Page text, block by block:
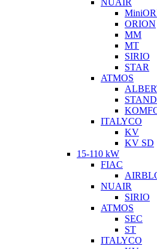
NUAIR
ORION
MM
MT
SIRIO
STAR
ATMOS
ITALYCO
KV
KV SD
15-110 kW
FIAC
NUAIR
SIRIO
ATMOS
SEC
ST
ITALYCO